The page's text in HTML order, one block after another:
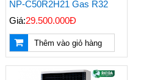
NP-C50R2H21 Gas R32
Giá:29.500.000Đ
Thêm vào giỏ hàng